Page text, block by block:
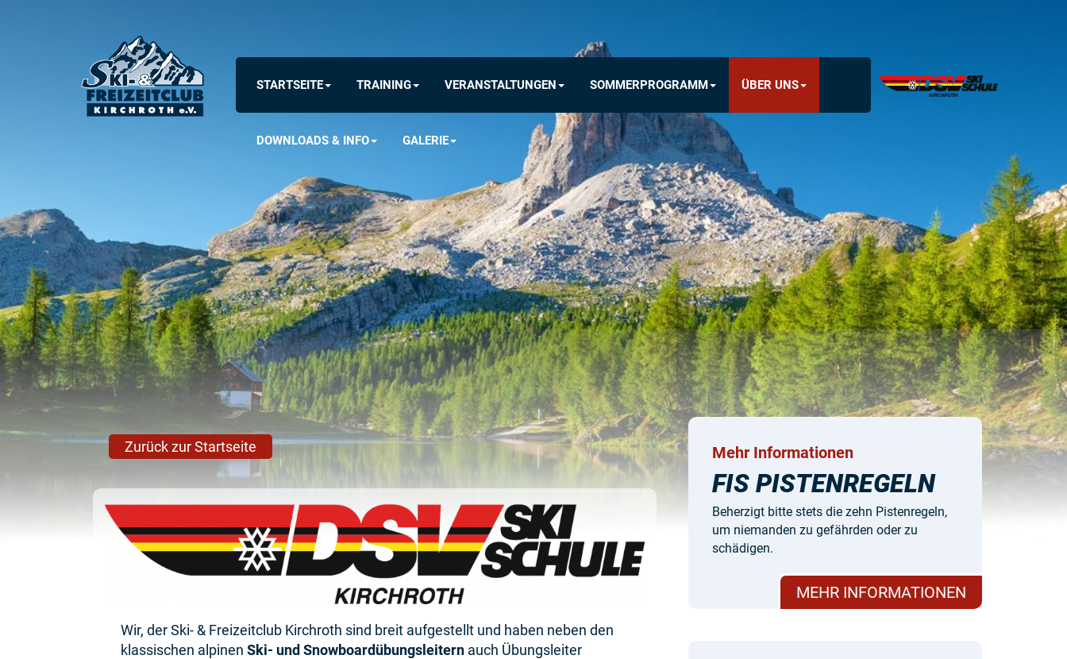
STARTSEITE TRAINING VERANSTALTUNGEN SOMMERPROGRAMM ÜBER UNS
DOWNLOADS & INFO GALERIE
Zurück zur Startseite
Wir, der Ski- & Freizeitclub Kirchroth sind breit aufgestellt und haben neben den
klassischen alpinen Ski- und Snowboardübungsleitern auch Übungsleiter
Mehr Informationen
FIS PISTENREGELN
Beherzigt bitte stets die zehn Pistenregeln,
um niemanden zu gefährden oder zu
schädigen.
MEHR INFORMATIONEN